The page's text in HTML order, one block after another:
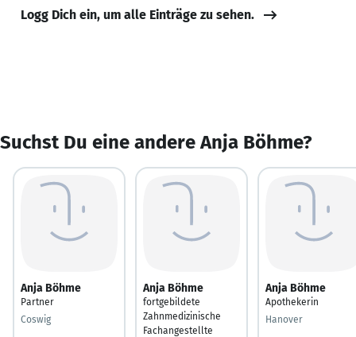
Logg Dich ein, um alle Einträge zu sehen.
Suchst Du eine andere Anja Böhme?
Anja Böhme
Partner
Coswig
Anja Böhme
fortgebildete
Zahnmedizinische
Fachangestellte
Anja Böhme
Apothekerin
Hanover